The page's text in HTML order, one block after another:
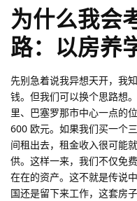
为什么我会
路：以房养
先别急着说我异想天开，我
钱。但我们可以换个思路想
里、巴塞罗那市中心一点的
600 欧元。如果我们买一个
间租出去，租金收入很可能
供。这样一来，我们不仅免
在在的资产。这不就是传说
国还是留下来工作，这套房